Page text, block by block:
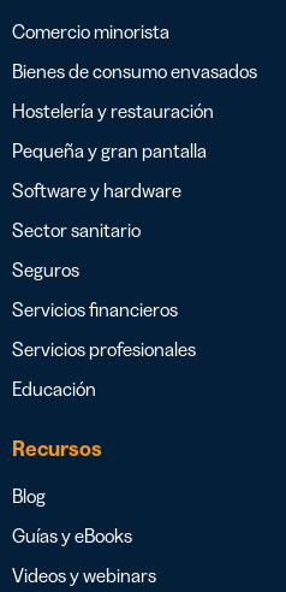
Comercio minorista
Bienes de consumo envasados
Hostelería y restauración
Pequeña y gran pantalla
Software y hardware
Sector sanitario
Seguros
Servicios financieros
Servicios profesionales
Educación
Recursos
Blog
Guías y eBooks
Videos y webinars